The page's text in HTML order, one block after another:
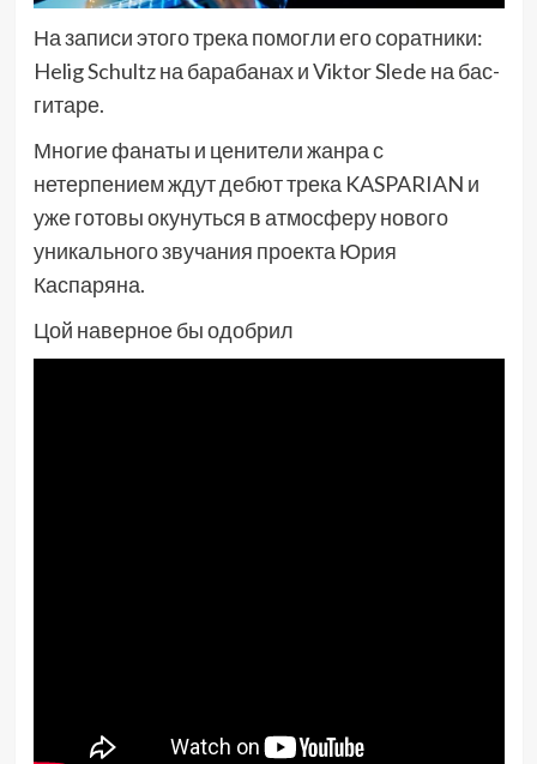
На записи этого трека помогли его соратники:
Helig Schultz на барабанах и Viktor Slede на бас-
гитаре.
Многие фанаты и ценители жанра с
нетерпением ждут дебют трека KASPARIAN и
уже готовы окунуться в атмосферу нового
уникального звучания проекта Юрия
Каспаряна.
Цой наверное бы одобрил